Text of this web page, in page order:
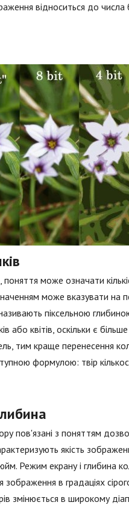
відноситься до
може означати
може вказувати на
піксельною
квітів, оскільки є
тим краще перенесення
формулою: твір
пов'язані з поняттям
якість
Режим екрану і глибина
в градаціях сірого
змінюється в широкому